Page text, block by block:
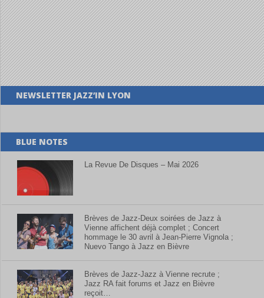
NEWSLETTER JAZZ’IN LYON
BLUE NOTES
La Revue De Disques – Mai 2026
Brèves de Jazz-Deux soirées de Jazz à
Vienne affichent déjà complet ; Concert
hommage le 30 avril à Jean-Pierre Vignola ;
Nuevo Tango à Jazz en Bièvre
Brèves de Jazz-Jazz à Vienne recrute ;
Jazz RA fait forums et Jazz en Bièvre
reçoit…